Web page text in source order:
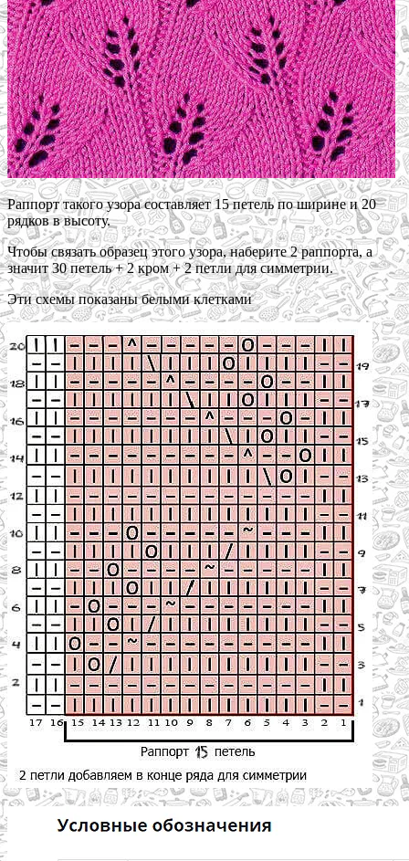
Раппорт такого узора составляет 15 петель по ширине и 20
рядков в высоту.
Чтобы связать образец этого узора, наберите 2 раппорта, а
значит 30 петель + 2 кром + 2 петли для симметрии.
Эти схемы показаны белыми клетками